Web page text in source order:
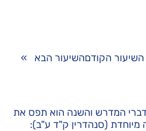
השיעור הקודםהשיעור הבא »
המדרש והשנה הוא תפס את
מיוחדת (סנהדרין ק"ד ע"ב):